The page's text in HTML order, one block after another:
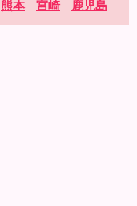
熊本 宮崎 鹿児島